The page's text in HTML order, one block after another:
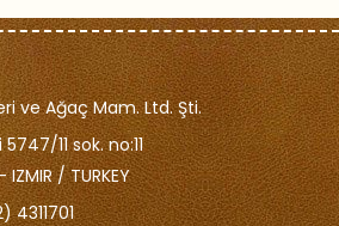
ve Ağaç Mam. Ltd. Şti.
11 sok. no:11
/ TURKEY
4311701